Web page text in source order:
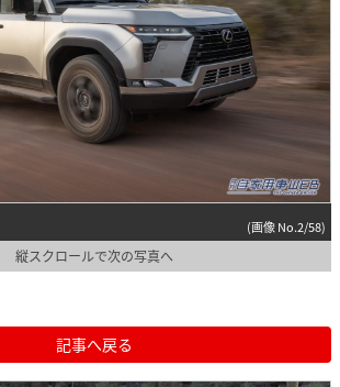
(画像 No.2/58)
縦スクロールで次の写真へ
記事へ戻る